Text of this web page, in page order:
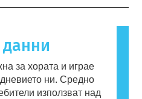
да съдържат
да бъдат алергични
означава, че
за употреба от
данни
за хората и играе
ни. Средно
използват над